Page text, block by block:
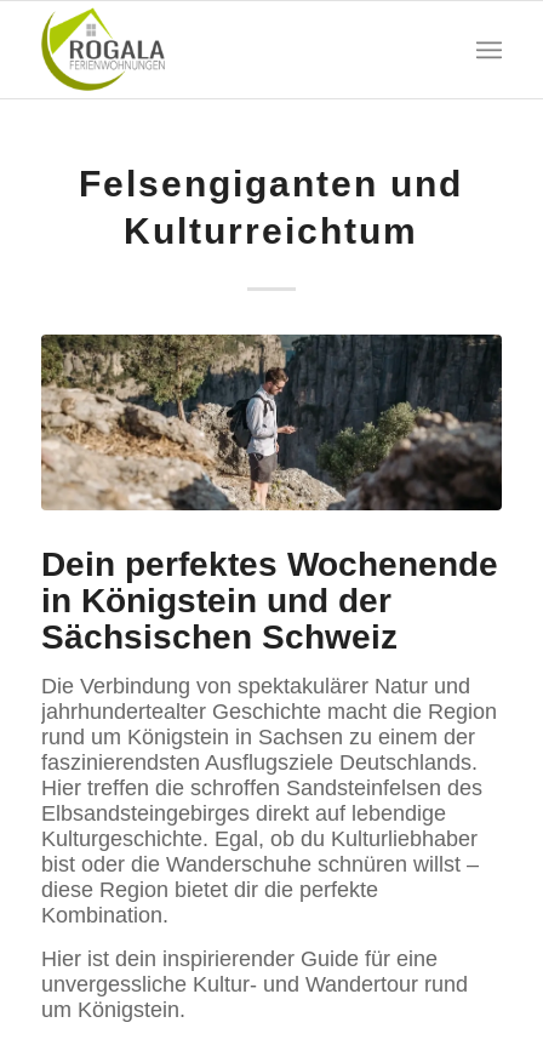
Felsengiganten und
Kulturreichtum
Dein perfektes Wochenende
in Königstein und der
Sächsischen Schweiz
Die Verbindung von spektakulärer Natur und
jahrhundertealter Geschichte macht die Region
rund um Königstein in Sachsen zu einem der
faszinierendsten Ausflugsziele Deutschlands.
Hier treffen die schroffen Sandsteinfelsen des
Elbsandsteingebirges direkt auf lebendige
Kulturgeschichte. Egal, ob du Kulturliebhaber
bist oder die Wanderschuhe schnüren willst –
diese Region bietet dir die perfekte
Kombination.
Hier ist dein inspirierender Guide für eine
unvergessliche Kultur- und Wandertour rund
um Königstein.